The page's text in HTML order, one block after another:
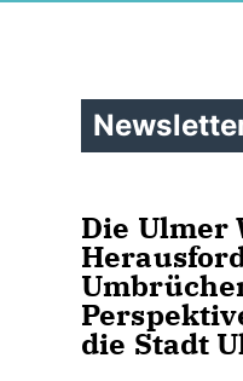
Die Ulmer
die Stadt